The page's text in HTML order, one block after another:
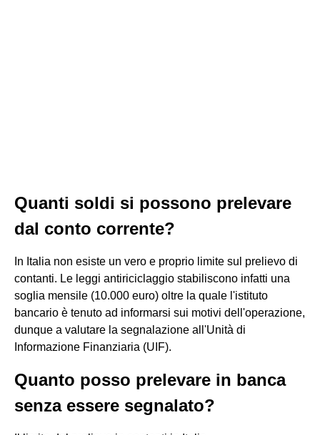
Quanti soldi si possono prelevare
dal conto corrente?
In Italia non esiste un vero e proprio limite sul prelievo di
contanti. Le leggi antiriciclaggio stabiliscono infatti una
soglia mensile (10.000 euro) oltre la quale l'istituto
bancario è tenuto ad informarsi sui motivi dell'operazione,
dunque a valutare la segnalazione all'Unità di
Informazione Finanziaria (UIF).
Quanto posso prelevare in banca
senza essere segnalato?